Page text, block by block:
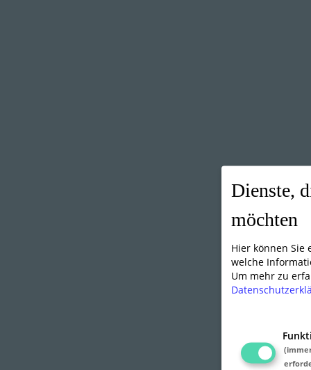
Dienste,
möchten
Hier können Sie
welche
Um mehr zu